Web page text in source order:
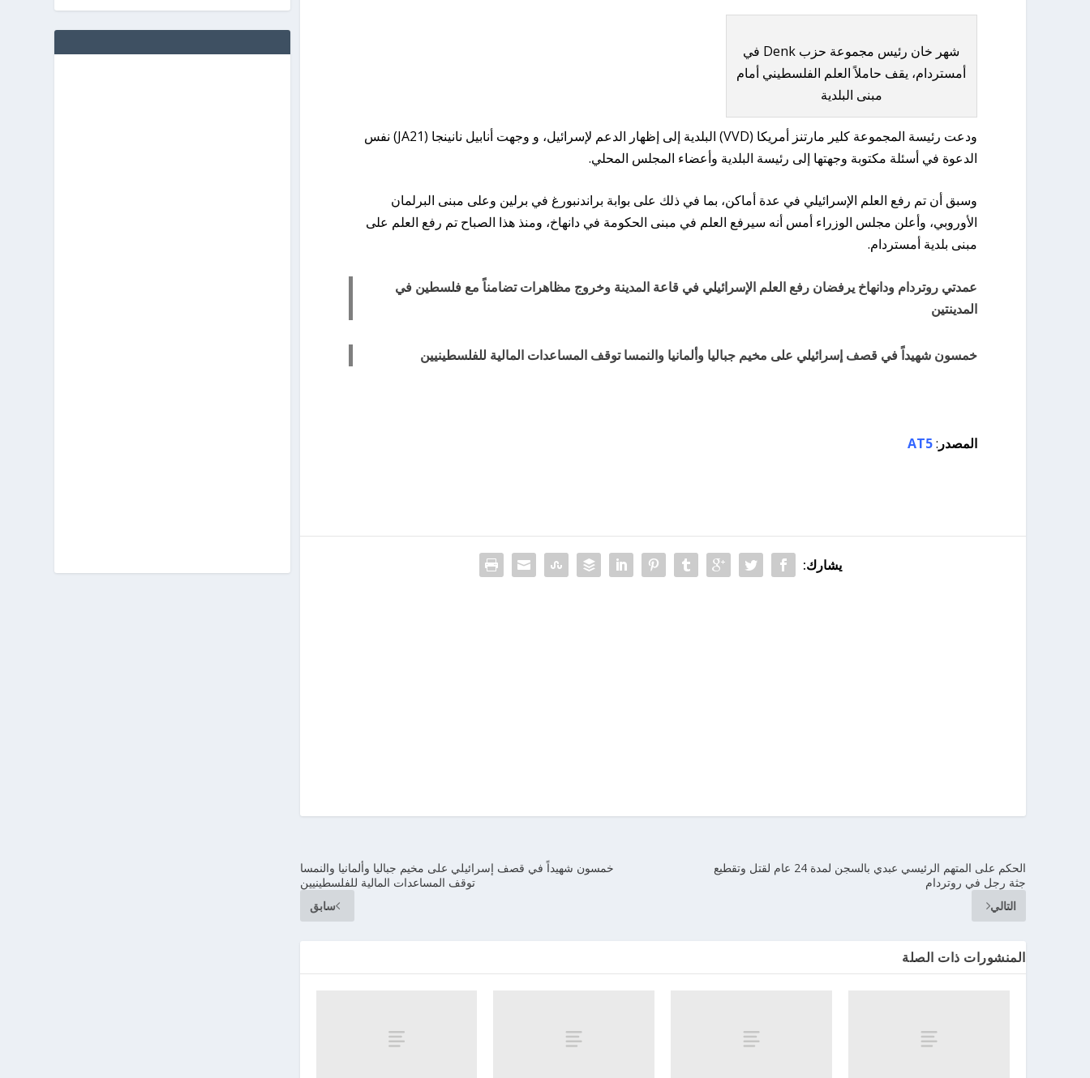
شهر خان رئيس مجموعة حزب Denk في
أمستردام، يقف حاملاً العلم الفلسطيني أمام
مبنى البلدية
ودعت رئيسة المجموعة كلير مارتنز أمريكا (VVD) البلدية إلى إظهار الدعم لإسرائيل، و وجهت أنابيل نانينجا (JA21) نفس
الدعوة في أسئلة مكتوبة وجهتها إلى رئيسة البلدية وأعضاء المجلس المحلي.
وسبق أن تم رفع العلم الإسرائيلي في عدة أماكن، بما في ذلك على بوابة براندنبورغ في برلين وعلى مبنى البرلمان
الأوروبي، وأعلن مجلس الوزراء أمس أنه سيرفع العلم في مبنى الحكومة في دانهاخ، ومنذ هذا الصباح تم رفع العلم على
مبنى بلدية أمستردام.
عمدتي روتردام ودانهاخ يرفضان رفع العلم الإسرائيلي في قاعة المدينة وخروج مظاهرات تضامناً مع فلسطين في
المدينتين
خمسون شهيداً في قصف إسرائيلي على مخيم جباليا وألمانيا والنمسا توقف المساعدات المالية للفلسطينيين
المصدر:
AT5
يشارك:
خمسون شهيداً في قصف إسرائيلي على مخيم جباليا وألمانيا والنمسا
توقف المساعدات المالية للفلسطينيين
سابق
الحكم على المتهم الرئيسي عبدي بالسجن لمدة 24 عام لقتل وتقطيع
جثة رجل في روتردام
التالي
المنشورات ذات الصلة